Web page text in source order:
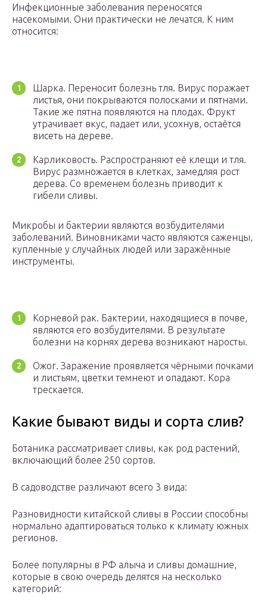
Инфекционные заболевания переносятся
насекомыми. Они практически не лечатся. К ним
относится:
Шарка. Переносит болезнь тля. Вирус поражает
листья, они покрываются полосками и пятнами.
Такие же пятна появляются на плодах. Фрукт
утрачивает вкус, падает или, усохнув, остаётся
висеть на дереве.
Карликовость. Распространяют её клещи и тля.
Вирус размножается в клетках, замедляя рост
дерева. Со временем болезнь приводит к
гибели сливы.
Микробы и бактерии являются возбудителями
заболеваний. Виновниками часто являются саженцы,
купленные у случайных людей или заражённые
инструменты.
Корневой рак. Бактерии, находящиеся в почве,
являются его возбудителями. В результате
болезни на корнях дерева возникают наросты.
Ожог. Заражение проявляется чёрными почками
и листьям, цветки темнеют и опадают. Кора
трескается.
Какие бывают виды и сорта слив?
Ботаника рассматривает сливы, как род растений,
включающий более 250 сортов.
В садоводстве различают всего 3 вида:
Разновидности китайской сливы в России способны
нормально адаптироваться только к климату южных
регионов.
Более популярны в РФ алыча и сливы домашние,
которые в свою очередь делятся на несколько
категорий: